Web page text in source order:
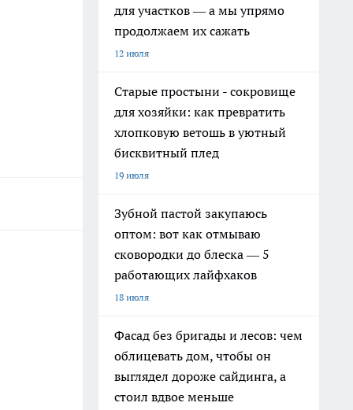
для участков — а мы упрямо
продолжаем их сажать
12 июля
Старые простыни - сокровище
для хозяйки: как превратить
хлопковую ветошь в уютный
бисквитный плед
19 июля
Зубной пастой закупаюсь
оптом: вот как отмываю
сковородки до блеска — 5
работающих лайфхаков
18 июля
Фасад без бригады и лесов: чем
облицевать дом, чтобы он
выглядел дороже сайдинга, а
стоил вдвое меньше